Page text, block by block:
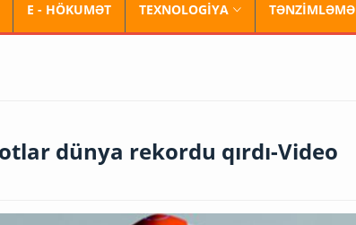
E - HÖKUMƏT TEXNOLOGİYA TƏNZİMLƏMƏ
dünya rekordu qırdı-Video